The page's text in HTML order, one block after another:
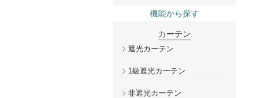
機能から探す
カーテン
遮光カーテン
1級遮光カーテン
非遮光カーテン